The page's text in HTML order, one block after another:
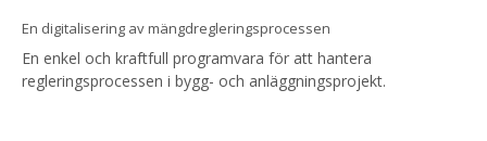
En digitalisering av mängdregleringsprocessen
En enkel och kraftfull programvara för att hantera
regleringsprocessen i bygg- och anläggningsprojekt.